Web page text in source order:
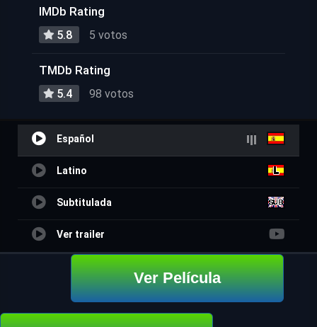
IMDb Rating
5.8 5 votos
TMDb Rating
5.4 98 votos
Español
Latino
Subtitulada
Ver trailer
Ver Película